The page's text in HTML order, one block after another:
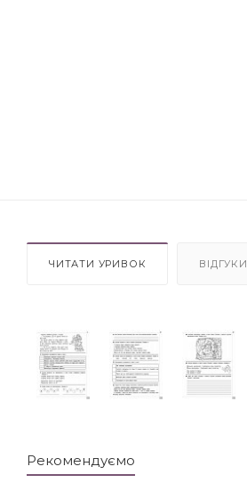
ЧИТАТИ УРИВОК ВІДГУКИ
Рекомендуємо